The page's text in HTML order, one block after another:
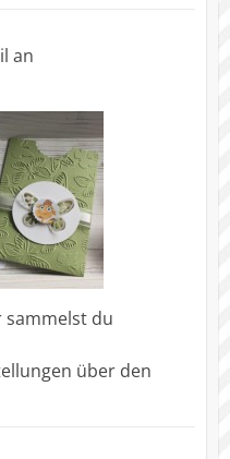
an
sammelst du
über den